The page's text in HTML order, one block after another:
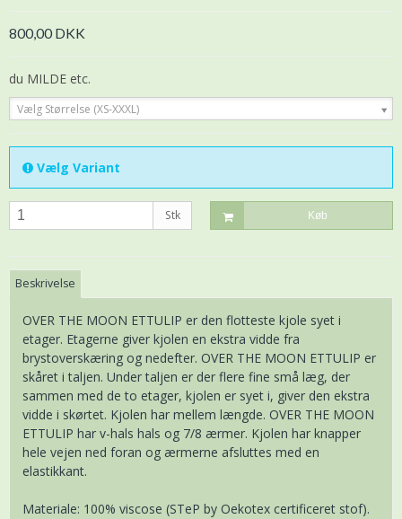
800,00 DKK
du MILDE etc.
Vælg Størrelse (XS-XXXL)
Vælg Variant
Stk Køb
Beskrivelse
OVER THE MOON ETTULIP er den flotteste kjole syet i
etager. Etagerne giver kjolen en ekstra vidde fra
brystoverskæring og nedefter. OVER THE MOON ETTULIP er
skåret i taljen. Under taljen er der flere fine små læg, der
sammen med de to etager, kjolen er syet i, giver den ekstra
vidde i skørtet. Kjolen har mellem længde. OVER THE MOON
ETTULIP har v-hals hals og 7/8 ærmer. Kjolen har knapper
hele vejen ned foran og ærmerne afsluttes med en
elastikkant.
Materiale: 100% viscose (STeP by Oekotex certificeret stof).